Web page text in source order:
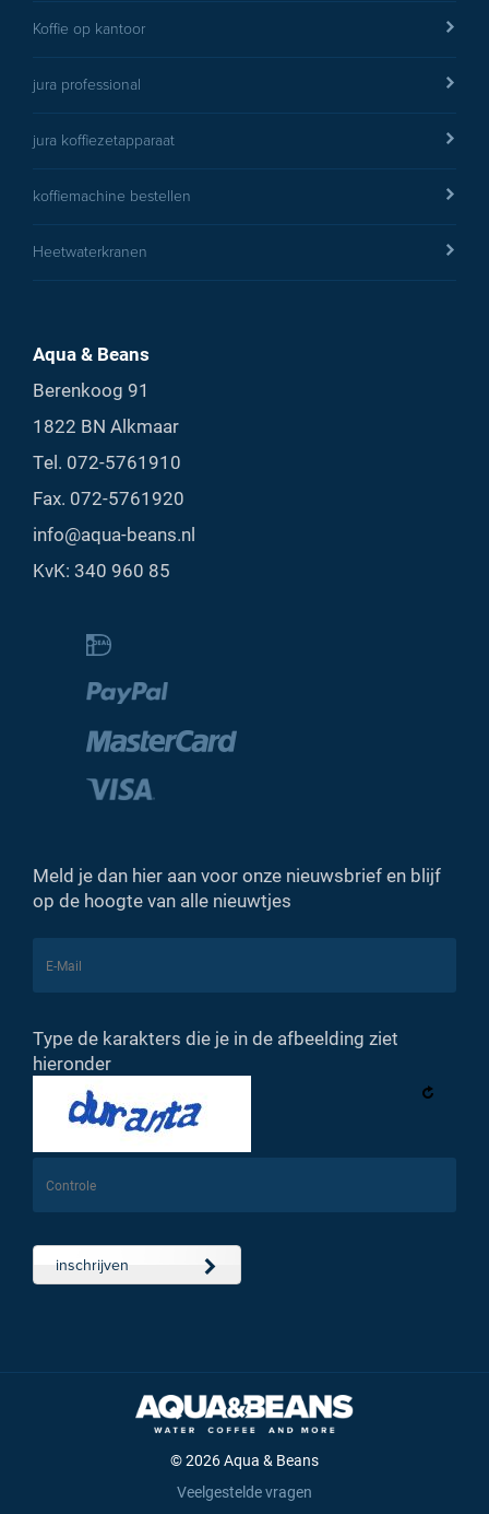
Koffie op kantoor
jura professional
jura koffiezetapparaat
koffiemachine bestellen
Heetwaterkranen
Aqua & Beans
Berenkoog 91
1822 BN Alkmaar
Tel. 072-5761910
Fax. 072-5761920
info@aqua-beans.nl
KvK: 340 960 85
Meld je dan hier aan voor onze nieuwsbrief en blijf
op de hoogte van alle nieuwtjes
Type de karakters die je in de afbeelding ziet
hieronder
inschrijven
© 2026 Aqua & Beans
Veelgestelde vragen